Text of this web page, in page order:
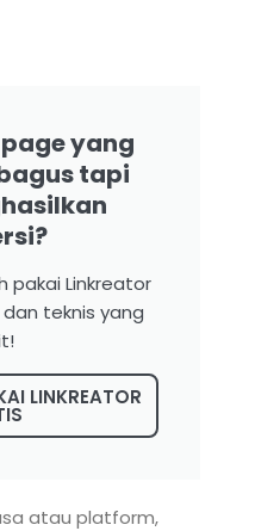
yang
tapi
pakai Linkreator
teknis yang
LINKREATOR
atau platform,